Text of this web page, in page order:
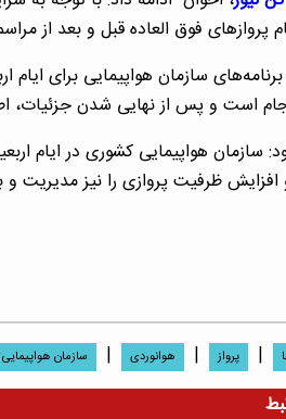
پروازهای فوق العاده قبل و بعد از
سازمان هواپیمایی برای
است و پس از نهایی شدن جزئیات،
سازمان هواپیمایی کشوری در ایام
ظرفیت پروازی را نیز مدیریت و
| پرواز | هوانوردی | سازمان